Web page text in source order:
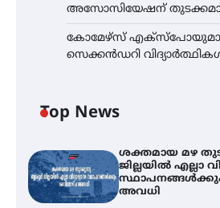
അസോസിയേഷന്
കോമേഴ്സ്
സെക്കൻഡറി
Top News
ശക്തമായ മഴ
ജില്ലയിൽ എല്ലാ
അവധി